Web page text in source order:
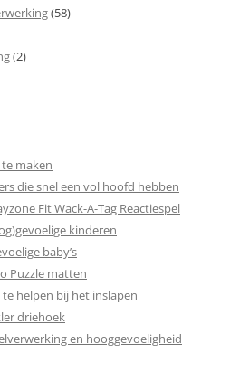
(58)
(2)
maken
die snel een vol hoofd hebben
Fit Wack-A-Tag Reactiespel
kinderen
baby’s
Puzzle matten
helpen bij het inslapen
driehoek
en hooggevoeligheid